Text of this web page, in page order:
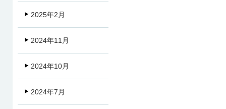
2025年2月
2024年11月
2024年10月
2024年7月